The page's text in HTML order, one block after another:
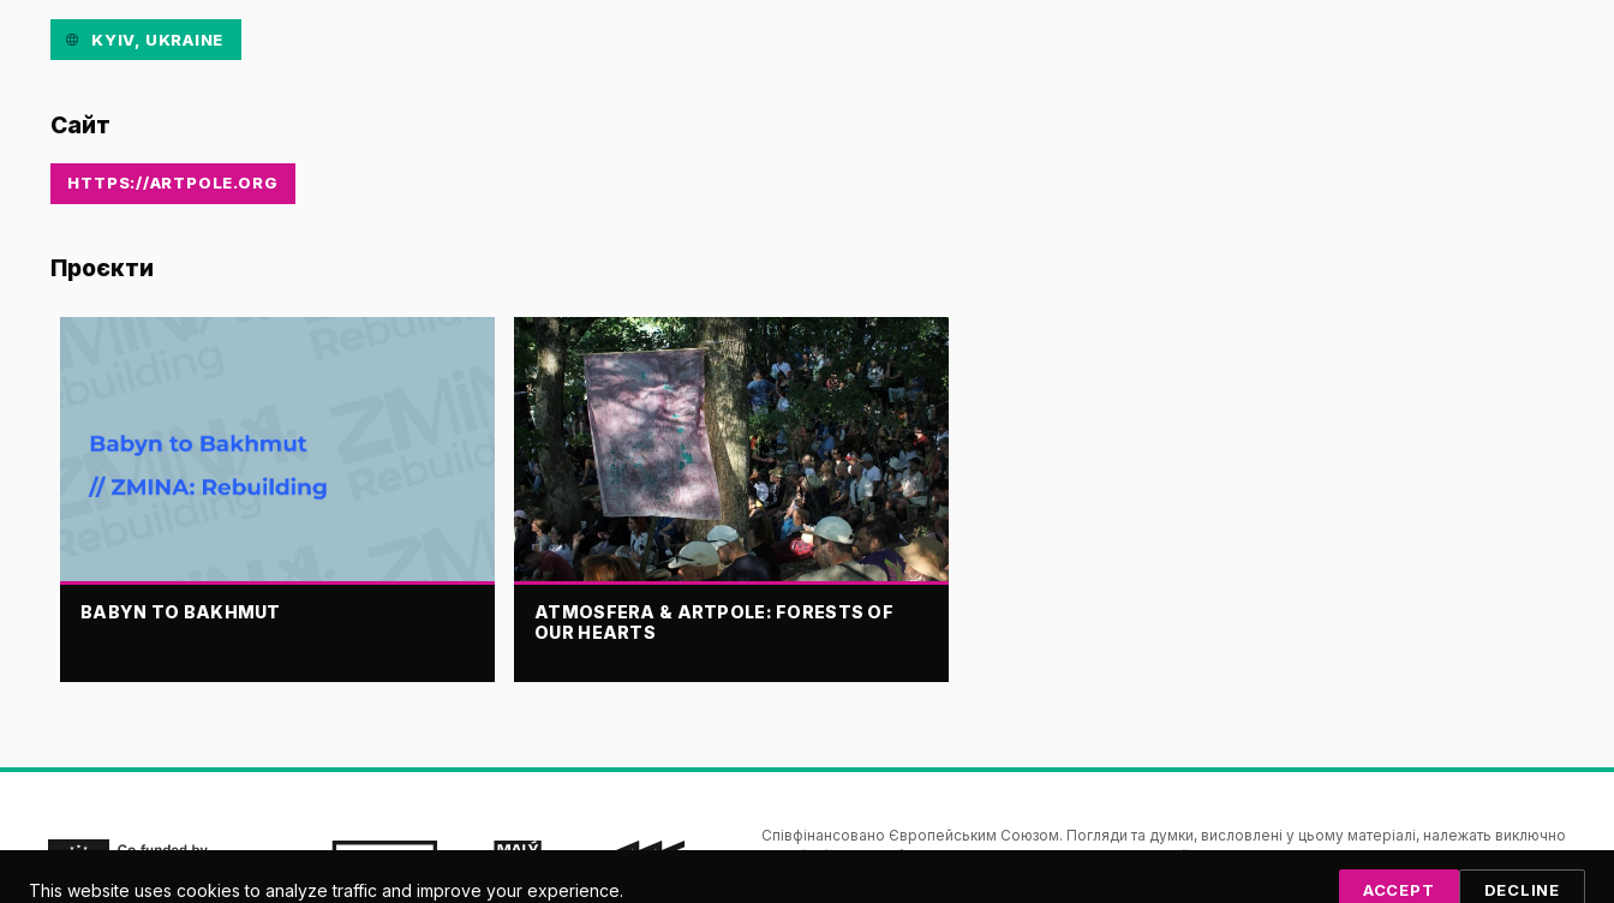
KYIV, UKRAINE
Сайт
HTTPS://ARTPOLE.ORG
Проєкти
BABYN TO BAKHMUT
ATMOSFERA & ARTPOLE: FORESTS OF
OUR HEARTS
Співфінансовано Європейським Союзом. Погляди та думки, висловлені у цьому матеріалі, належать виключно
автору(ам) і не обов’язково відображають позицію Європейського Союзу чи Виконавчої агенції з питань освіти і
культури (EACEA). Ані Європейський Союз, ані орган, що надає грант, не несуть відповідальності за них.
This website uses cookies to analyze traffic and improve your experience. ACCEPT DECLINE